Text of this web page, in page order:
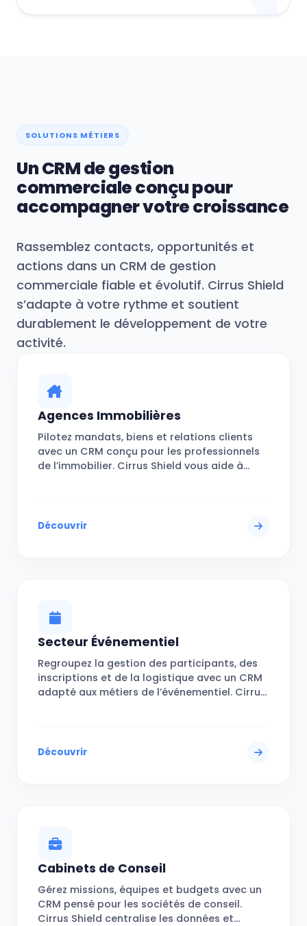
Qualifié
24
SOLUTIONS MÉTIERS
Un CRM de gestion
commerciale conçu pour
accompagner votre croissance
Rassemblez contacts, opportunités et
actions dans un CRM de gestion
commerciale fiable et évolutif. Cirrus Shield
s’adapte à votre rythme et soutient
durablement le développement de votre
activité.
Agences Immobilières
Pilotez mandats, biens et relations clients
avec un CRM conçu pour les professionnels
de l’immobilier. Cirrus Shield vous aide à
Découvrir
Secteur Événementiel
Regroupez la gestion des participants, des
inscriptions et de la logistique avec un CRM
adapté aux métiers de l’événementiel. Cirrus
Découvrir
Cabinets de Conseil
Gérez missions, équipes et budgets avec un
CRM pensé pour les sociétés de conseil.
Cirrus Shield centralise les données et